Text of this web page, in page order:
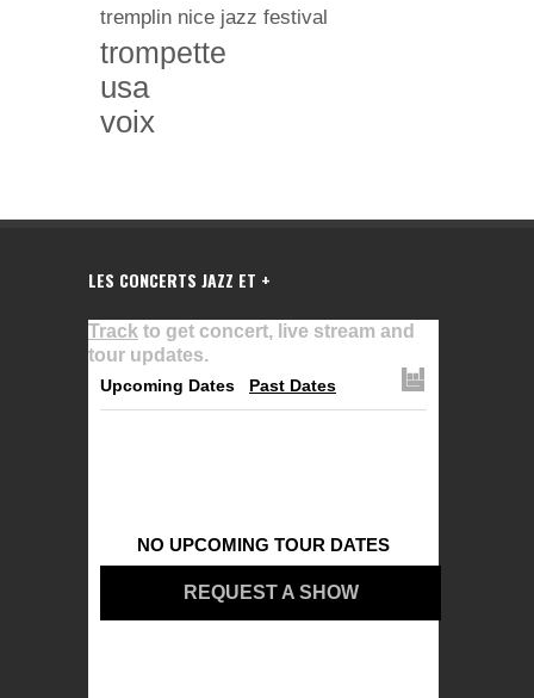
tremplin nice jazz festival
trompette
usa
voix
LES CONCERTS JAZZ ET +
Track to get concert, live stream and
tour updates.
Upcoming Dates Past Dates
NO UPCOMING TOUR DATES
REQUEST A SHOW